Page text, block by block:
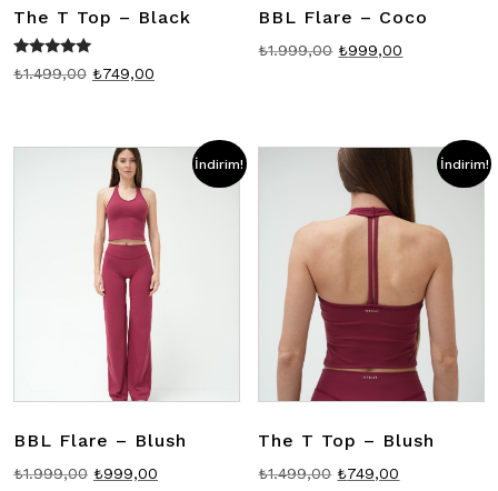
The T Top – Black
5 üzerinden
5.00
₺1.499,00 Orijinal
₺749,00
₺749,00.
BBL Flare – Coco
₺1.999,00 Orijinal
₺999,00
İndirim!
BBL Flare – Blush
₺1.999,00 Orijinal
₺999,00
İndirim!
The T Top – Blush
₺1.499,00 Orijinal
₺749,00